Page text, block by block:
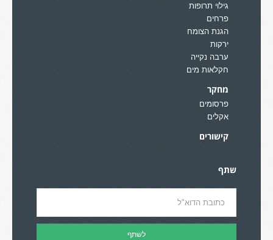
גילוי תרופות
פרחים
הגנת הצומח
ירקות
ערבה נקייה
חקלאות מים
מחקר
פרסומים
אקלים
קישורים
שתף